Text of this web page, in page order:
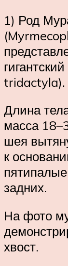
1) Род
tridactyla).
Длина
масса
шея
к
задних.
На фото
хвост.